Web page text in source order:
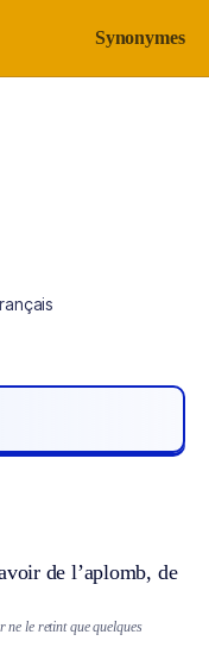
Synonymes
de l’aplomb, de
ne le retint que quelques